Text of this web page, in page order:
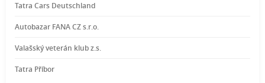
Tatra Cars Deutschland
Autobazar FANA CZ s.r.o.
Valašský veterán klub z.s.
Tatra Příbor